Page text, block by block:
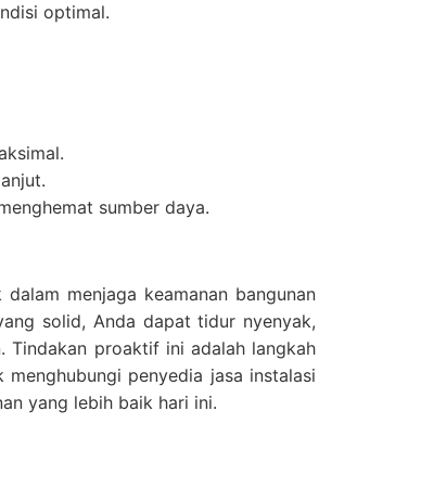
optimal.
sumber daya.
menjaga keamanan bangunan
solid, Anda dapat tidur nyenyak,
Tindakan proaktif ini adalah langkah
penyedia jasa instalasi
yang lebih baik hari ini.